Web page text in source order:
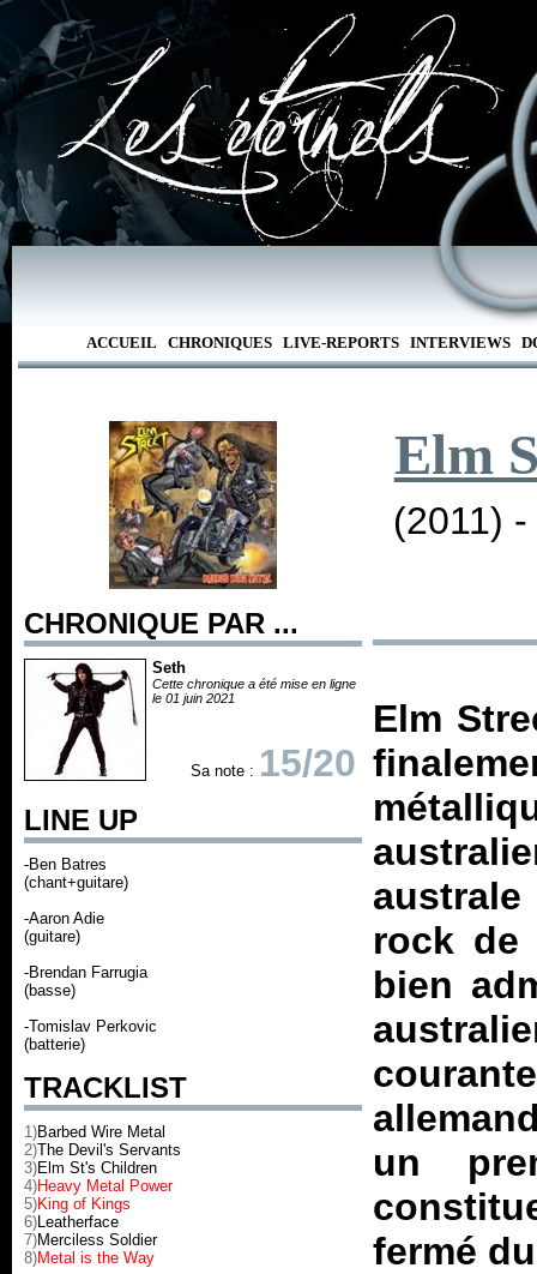
ACCUEIL CHRONIQUES LIVE-REPORTS INTERVIEWS
CHRONIQUE PAR ...
Seth
Cette chronique a été mise en ligne
le 01 juin 2021
Sa note : 15/20
LINE UP
-Ben Batres
(chant+guitare)
-Aaron Adie
(guitare)
-Brendan Farrugia
(basse)
-Tomislav Perkovic
(batterie)
TRACKLIST
1)Barbed Wire Metal
2)The Devil's Servants
3)Elm St's Children
4)Heavy Metal Power
5)King of Kings
6)Leatherface
7)Merciless Soldier
8)Metal is the Way
Elm
(2011) -
Elm
rock de
bien
un
fermé